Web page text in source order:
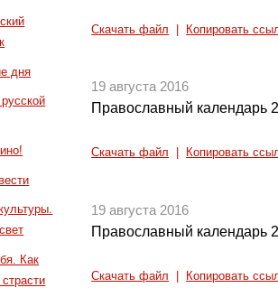
дня
Как
Скачать файл Копировать
19 августа 2016
Православный календарь
Скачать файл Копировать
19 августа 2016
Православный календарь
Скачать файл Копировать